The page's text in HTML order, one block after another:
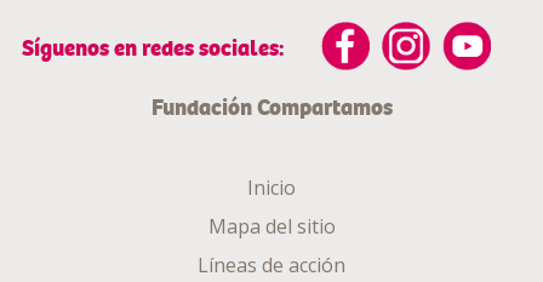
Síguenos en redes sociales:
Fundación Compartamos
Inicio
Mapa del sitio
Líneas de acción